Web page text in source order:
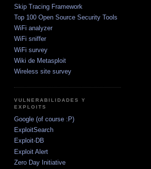
Skip Tracing Framework
Top 100 Open Source Security Tools
WiFi analyzer
WiFi sniffer
WiFi survey
Wiki de Metasploit
Wireless site survey
VULNERABILIDADES Y
EXPLOITS
Google (of course :P)
ExploitSearch
Exploit-DB
Exploit Alert
Zero Day Initiative